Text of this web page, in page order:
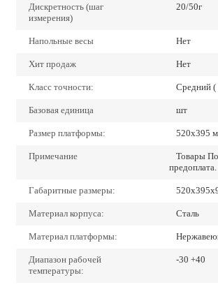
Дискретность (шаг
измерения)
20/50г
Напольные весы Нет
Хит продаж Нет
Класс точности: Средний (
Базовая единица шт
Размер платформы: 520х395
Примечание
Товары
Габаритные размеры:
Материал корпуса: Сталь
Материал платформы:
Диапазон рабочей
температуры:
-30 +40